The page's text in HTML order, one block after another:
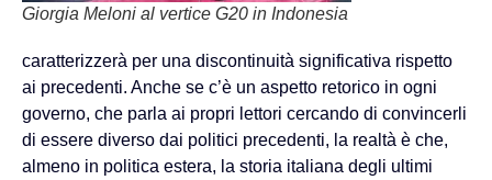
Giorgia Meloni al vertice G20 in Indonesia
caratterizzerà per una discontinuità significativa rispetto
ai precedenti. Anche se c’è un aspetto retorico in ogni
governo, che parla ai propri lettori cercando di convincerli
di essere diverso dai politici precedenti, la realtà è che,
almeno in politica estera, la storia italiana degli ultimi